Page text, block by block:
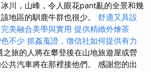
川，山峰，令人眼花pant亂的全景和幾
地區的馴鹿牛群也很少。 舒適又具設
美融合美學與實用 提供精緻外燴茶
不少 抓姦蒐證，徵信社如何提供有力
之旅的人將在攀登後在山地旅遊屋或營
共汽車將在那裡接他們。 感謝您的出